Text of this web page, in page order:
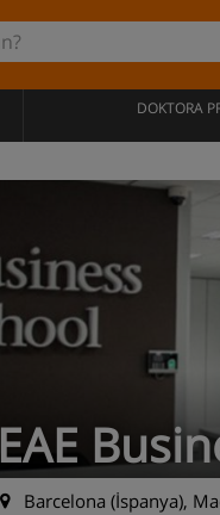
DOKTORA
EAE
Barcelona (İspanya),